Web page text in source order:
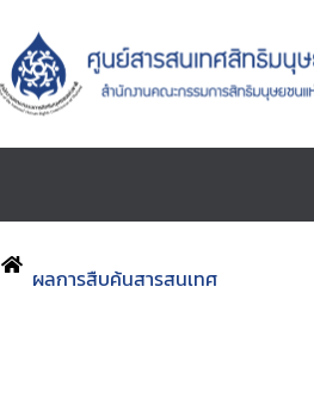
ผลการสืบค้นสารสนเทศ